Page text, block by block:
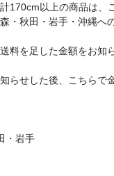
170cm以上の商品は、
・秋田・岩手・沖縄へ
料を足した金額をお知
らせした後、こちらで
・岩手